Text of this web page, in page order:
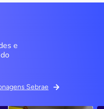
e
Sebrae